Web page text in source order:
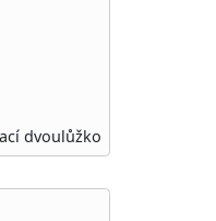
dvoulůžko